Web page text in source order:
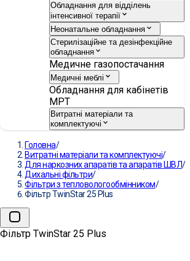
Обладнання для відділень
інтенсивної терапії
Неонатальне обладнання
Стерилізаційне та дезінфекційне
обладнання
Медичне газопостачання
Медичні меблі
Обладнання для кабінетів
МРТ
Витратні матеріали та
комплектуючі
Головна/
Витратні матеріали та комплектуючі/
Для наркозних апаратів та апаратів ШВЛ/
Дихальні фільтри/
Фільтри з тепловологообмінником/
Фільтр TwinStar 25 Plus
Фільтр TwinStar 25 Plus